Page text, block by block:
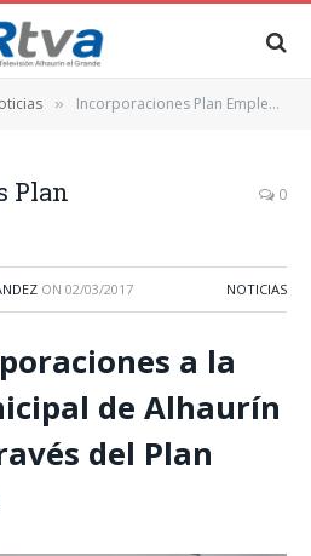
» Incorporaciones Plan Emple@Joven
Plan
0
ON 02/03/2017 NOTICIAS
a la
de Alhaurín
del Plan